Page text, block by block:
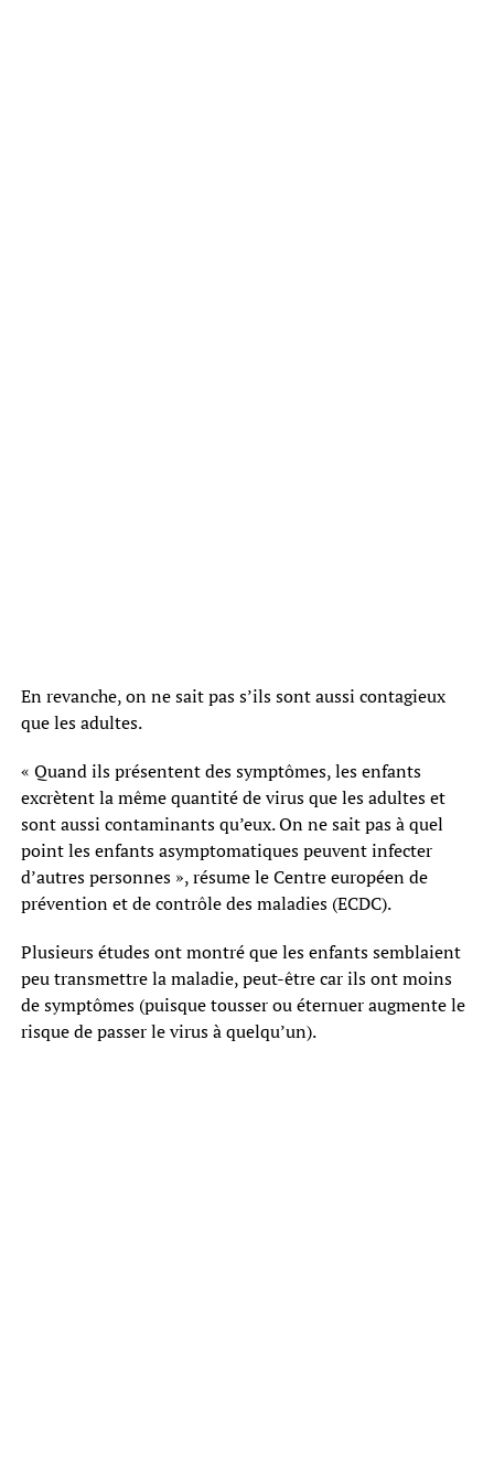
En revanche, on ne sait pas s’ils sont aussi contagieux
que les adultes.
« Quand ils présentent des symptômes, les enfants
excrètent la même quantité de virus que les adultes et
sont aussi contaminants qu’eux. On ne sait pas à quel
point les enfants asymptomatiques peuvent infecter
d’autres personnes », résume le Centre européen de
prévention et de contrôle des maladies (ECDC).
Plusieurs études ont montré que les enfants semblaient
peu transmettre la maladie, peut-être car ils ont moins
de symptômes (puisque tousser ou éternuer augmente le
risque de passer le virus à quelqu’un).